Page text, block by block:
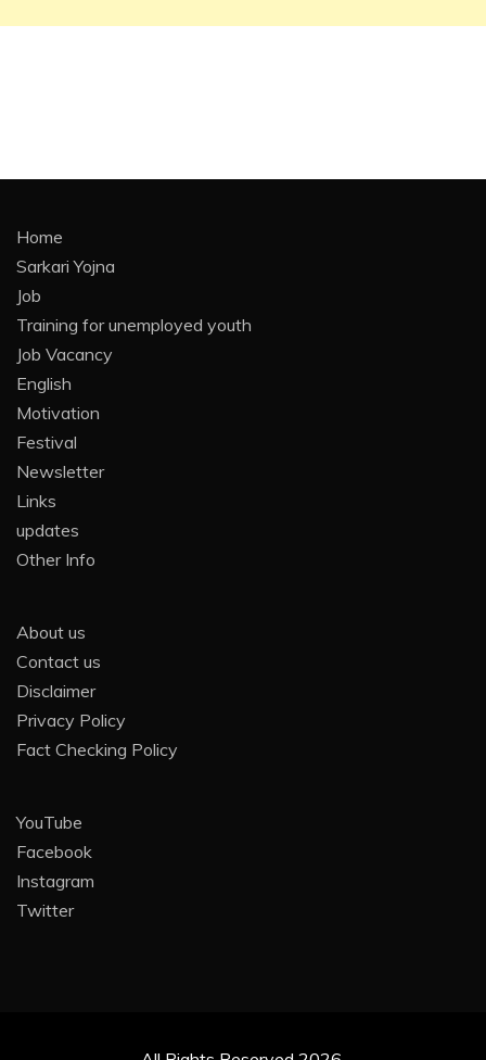
Home
Sarkari Yojna
Job
Training for unemployed youth
Job Vacancy
English
Motivation
Festival
Newsletter
Links
updates
Other Info
About us
Contact us
Disclaimer
Privacy Policy
Fact Checking Policy
YouTube
Facebook
Instagram
Twitter